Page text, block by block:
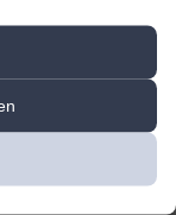
Familie für